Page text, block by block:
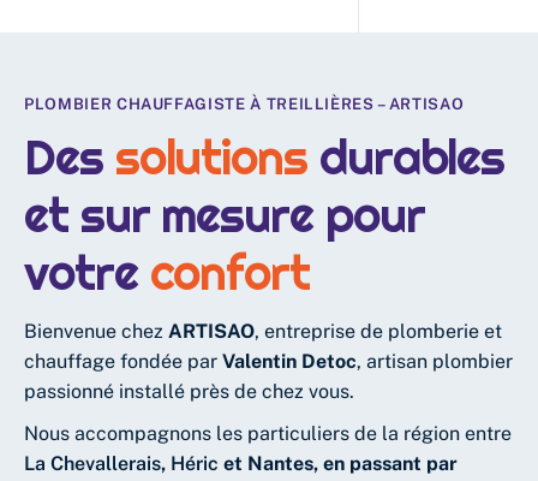
PLOMBIER CHAUFFAGISTE À TREILLIÈRES – ARTISAO
Des solutionsdurables
et sur mesure pour
votreconfort
Bienvenue chez ARTISAO, entreprise de plomberie et
chauffage fondée par Valentin Detoc, artisan plombier
passionné installé près de chez vous.
Nous accompagnons les particuliers de la région entre
La Chevallerais, Héric et Nantes, en passant par